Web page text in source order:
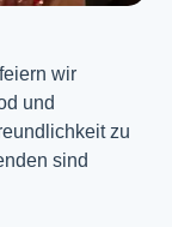
wir
und
zu
sind